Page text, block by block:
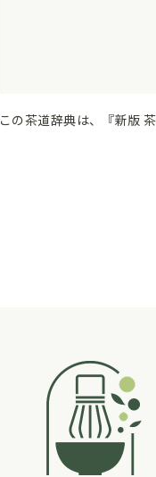
この茶道辞典は、『新版